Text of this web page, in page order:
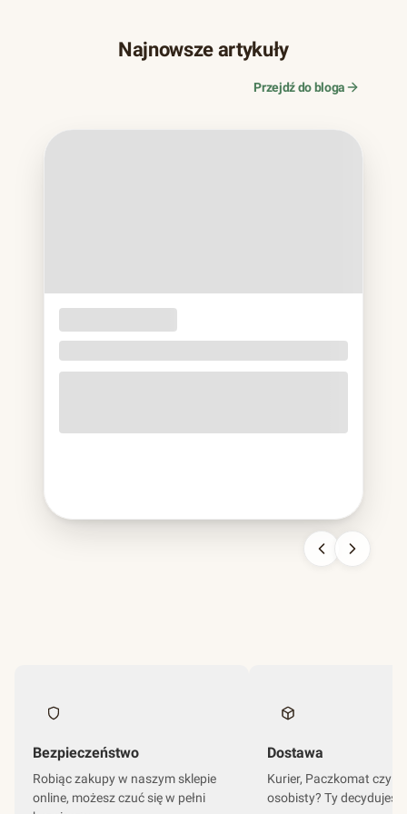
Najnowsze artykuły
Przejdź do bloga
JEDNORAZOWE
lukru
sztywniejsza od plastikowej, nie do pomylenia z niczym
Bezpieczeństwo
Robiąc zakupy w naszym sklepie
online, możesz czuć się w pełni
Dostawa
Kurier, Paczkomat czy
osobisty? Ty decydujesz.